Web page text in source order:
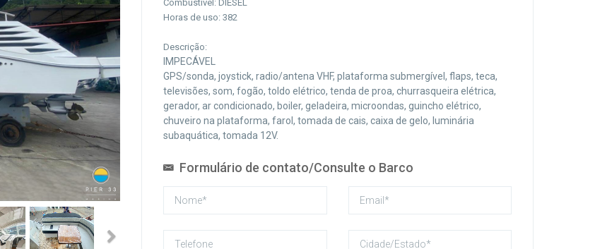
Next
Combustível: DIESEL
Horas de uso: 382
Descrição:
IMPECÁVEL
GPS/sonda, joystick, radio/antena VHF, plataforma submergível, flaps, teca,
televisões, som, fogão, toldo elétrico, tenda de proa, churrasqueira elétrica,
gerador, ar condicionado, boiler, geladeira, microondas, guincho elétrico,
chuveiro na plataforma, farol, tomada de cais, caixa de gelo, luminária
subaquática, tomada 12V.
Formulário de contato/Consulte o Barco